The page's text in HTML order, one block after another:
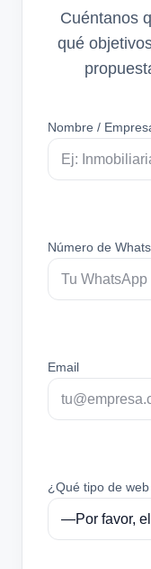
Cuéntanos
qué
Nombre /
Número de
Email
¿Qué tipo de